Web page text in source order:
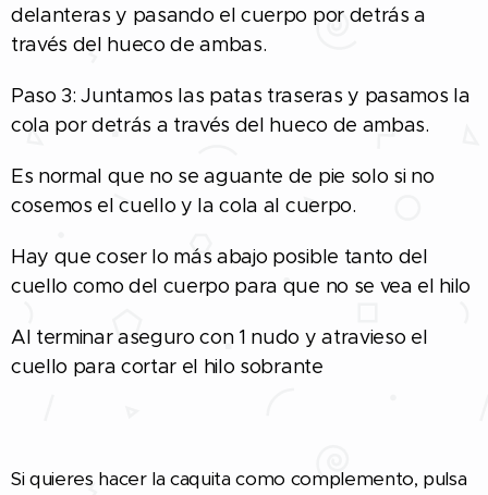
delanteras y pasando el cuerpo por detrás a
través del hueco de ambas.
Paso 3: Juntamos las patas traseras y pasamos la
cola por detrás a través del hueco de ambas.
Es normal que no se aguante de pie solo si no
cosemos el cuello y la cola al cuerpo.
Hay que coser lo más abajo posible tanto del
cuello como del cuerpo para que no se vea el hilo
Al terminar aseguro con 1 nudo y atravieso el
cuello para cortar el hilo sobrante
Si quieres hacer la caquita como complemento, pulsa